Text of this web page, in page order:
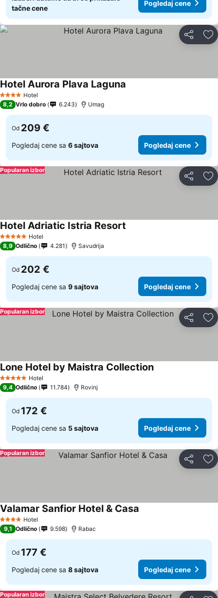
tačne cene
Pogledaj cene
Deli
4 ZvezdiceHotel
Hotel Aurora Plava Laguna
8,2 Vrlo dobro 6.243 Umag
Od 209 €
Pogledaj cene sa 6 sajtova Pogledaj cene
Deli
Popularan izbor
5 ZvezdiceHotel
Hotel Adriatic Istria Resort
8,9 Odlično 4.281 Savudrija
Od 202 €
Pogledaj cene sa 9 sajtova Pogledaj cene
Deli
Popularan izbor
5 ZvezdiceHotel
Lone Hotel by Maistra Collection
9,4 Odlično 11.784 Rovinj
Od 172 €
Pogledaj cene sa 5 sajtova Pogledaj cene
Deli
Popularan izbor
4 ZvezdiceHotel
Valamar Sanfior Hotel & Casa
9,1 Odlično 9.598 Rabac
Od 177 €
Pogledaj cene sa 8 sajtova Pogledaj cene
Popularan izbor